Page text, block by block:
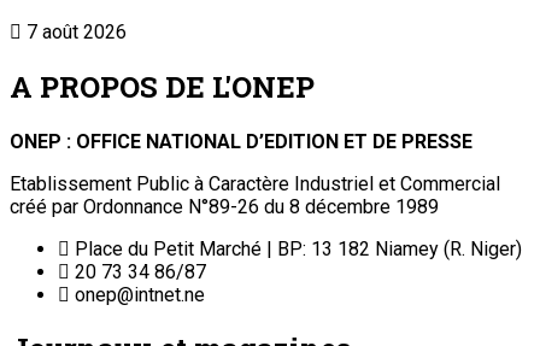
7 août 2026
A PROPOS DE L'ONEP
ONEP : OFFICE NATIONAL D’EDITION ET DE PRESSE
Etablissement Public à Caractère Industriel et Commercial
créé par Ordonnance N°89-26 du 8 décembre 1989
Place du Petit Marché | BP: 13 182 Niamey (R. Niger)
20 73 34 86/87
onep@intnet.ne